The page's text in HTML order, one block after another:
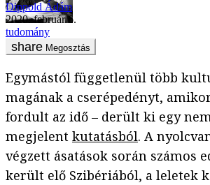
Dippold Ádám
2020. február 6.
tudomány
Megosztás
Egymástól függetlenül több
magának a cserépedényt,
fordult az idő – derült ki egy
megjelent kutatásból. A
végzett ásatások során számos
került elő Szibériából, a leletek